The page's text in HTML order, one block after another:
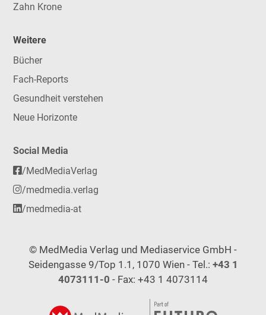
Zahn Krone
Weitere
Bücher
Fach-Reports
Gesundheit verstehen
Neue Horizonte
Social Media
/MedMediaVerlag
/medmedia.verlag
/medmedia-at
© MedMedia Verlag und Mediaservice GmbH -
Seidengasse 9/Top 1.1, 1070 Wien - Tel.: +43 1
4073111-0 - Fax: +43 1 4073114